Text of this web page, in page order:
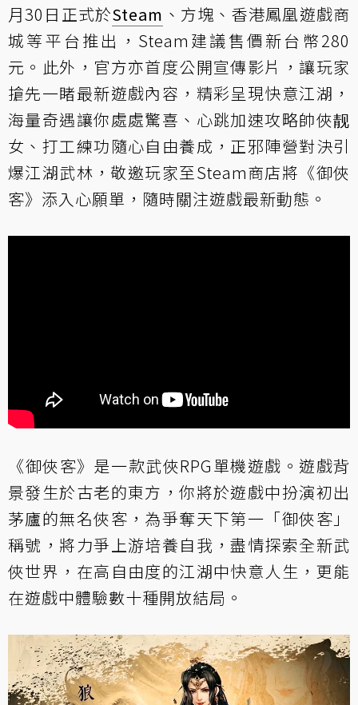
月30日正式於Steam 、方塊、香港鳳凰遊戲商
城等平台推出，Steam建議售價新台幣280
元。此外，官方亦首度公開宣傳影片，讓玩家
搶先一睹最新遊戲內容，精彩呈現快意江湖，
海量奇遇讓你處處驚喜、心跳加速攻略帥俠靓
女、打工練功隨心自由養成，正邪陣營對決引
爆江湖武林，敬邀玩家至Steam商店將《御俠
客》添入心願單，隨時關注遊戲最新動態。
《御俠客》是一款武俠RPG單機遊戲。遊戲背
景發生於古老的東方，你將於遊戲中扮演初出
茅廬的無名俠客，為爭奪天下第一「御俠客」
稱號，將力爭上游培養自我，盡情探索全新武
俠世界，在高自由度的江湖中快意人生，更能
在遊戲中體驗數十種開放結局。